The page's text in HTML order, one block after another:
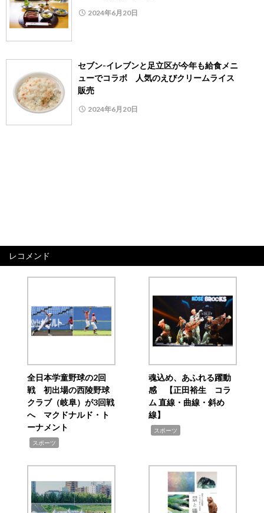
2024年6月20日
セブン-イレブンと足立区が今年も給食メニ
ューでコラボ 人気のえびクリームライス
販売
2024年6月20日
レコメンド
全日本学童野球の2回
戦 初出場の西陵野球
クラブ（岐阜）が3回戦
へ マクドナルド・ト
ーナメント
スポーツ
魂込め、あふれる躍動
感 【正田裕生 コラ
ム 直線・曲線・斜め
線】
スポーツ